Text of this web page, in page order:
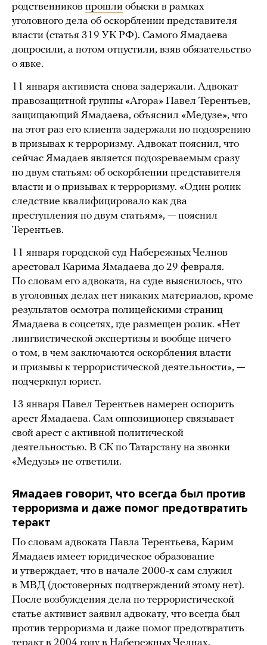
родственников прошли обыски в рамках
уголовного дела об оскорблении представителя
власти (статья 319 УК РФ). Самого Ямадаева
допросили, а потом отпустили, взяв обязательство
о явке.
11 января активиста снова задержали. Адвокат
правозащитной группы «Агора» Павел Терентьев,
защищающий Ямадаева, объяснил «Медузе», что
на этот раз его клиента задержали по подозрению
в призывах к терроризму. Адвокат пояснил, что
сейчас Ямадаев является подозреваемым сразу
по двум статьям: об оскорблении представителя
власти и о призывах к терроризму. «Один ролик
следствие квалифицировало как два
преступления по двум статьям», — пояснил
Терентьев.
11 января городской суд Набережных Челнов
арестовал Карима Ямадаева до 29 февраля.
По словам его адвоката, на суде выяснилось, что
в уголовных делах нет никаких материалов, кроме
результатов осмотра полицейскими страниц
Ямадаева в соцсетях, где размещен ролик. «Нет
лингвистической экспертизы и вообще ничего
о том, в чем заключаются оскорбления власти
и призывы к террористической деятельности», —
подчеркнул юрист.
13 января Павел Терентьев намерен оспорить
арест Ямадаева. Сам оппозиционер связывает
свой арест с активной политической
деятельностью. В СК по Татарстану на звонки
«Медузы» не ответили.
Ямадаев говорит, что всегда был против
терроризма и даже помог предотвратить
теракт
По словам адвоката Павла Терентьева, Карим
Ямадаев имеет юридическое образование
и утверждает, что в начале 2000-х сам служил
в МВД (достоверных подтверждений этому нет).
После возбуждения дела по террористической
статье активист заявил адвокату, что всегда был
против терроризма и даже помог предотвратить